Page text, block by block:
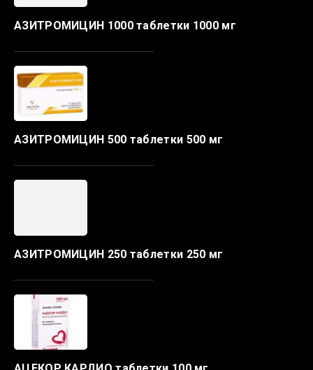
АЗИТРОМИЦИН 1000 таблетки 1000 мг
АЗИТРОМИЦИН 500 таблетки 500 мг
АЗИТРОМИЦИН 250 таблетки 250 мг